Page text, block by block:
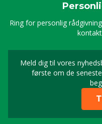
Ring for personlig rådgivning
Meld dig til vores
første om de